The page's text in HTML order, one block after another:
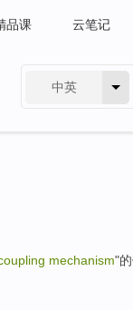
品课 云笔记
中英
mechanism"